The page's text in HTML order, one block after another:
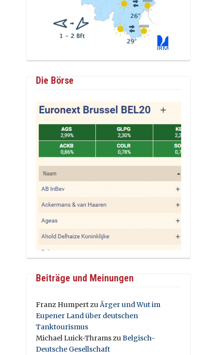
Die Börse
Beiträge und Meinungen
Franz HumpertzuÄrger und Wut im
Eupener Land über deutschen
Tanktourismus
Michael Luick-ThramszuBelgisch-
Deutsche Gesellschaft